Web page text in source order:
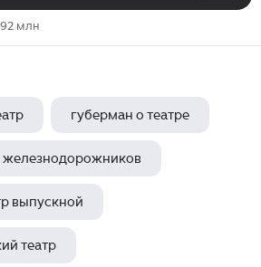
млн
губерман о театре
железнодорожников
выпускной
театр